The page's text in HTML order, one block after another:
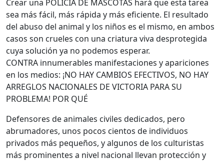
Crear una POLICÍA DE MASCOTAS hará que esta tarea
sea más fácil, más rápida y más eficiente. El resultado
del abuso del animal y los niños es el mismo, en ambos
casos son crueles con una criatura viva desprotegida
cuya solución ya no podemos esperar.
CONTRA innumerables manifestaciones y apariciones
en los medios: ¡NO HAY CAMBIOS EFECTIVOS, NO HAY
ARREGLOS NACIONALES DE VICTORIA PARA SU
PROBLEMA! POR QUÉ
Defensores de animales civiles dedicados, pero
abrumadores, unos pocos cientos de individuos
privados más pequeños, y algunos de los culturistas
más prominentes a nivel nacional llevan protección y